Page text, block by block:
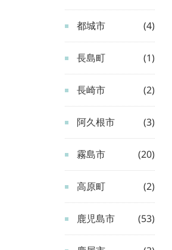
都城市 (4)
長島町 (1)
長崎市 (2)
阿久根市 (3)
霧島市 (20)
高原町 (2)
鹿児島市 (53)